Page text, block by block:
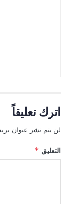
اترك تعليقاً
لن يتم نشر عنوان
التعليق *